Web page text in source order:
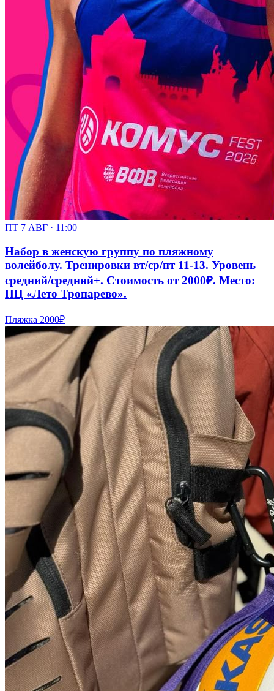
ПТ 7 АВГ · 11:00
Набор в женскую группу по пляжному
волейболу. Тренировки вт/ср/пт 11-13. Уровень
средний/средний+. Стоимость от 2000₽. Место:
ПЦ «Лето Тропарево».
Пляжка 2000₽